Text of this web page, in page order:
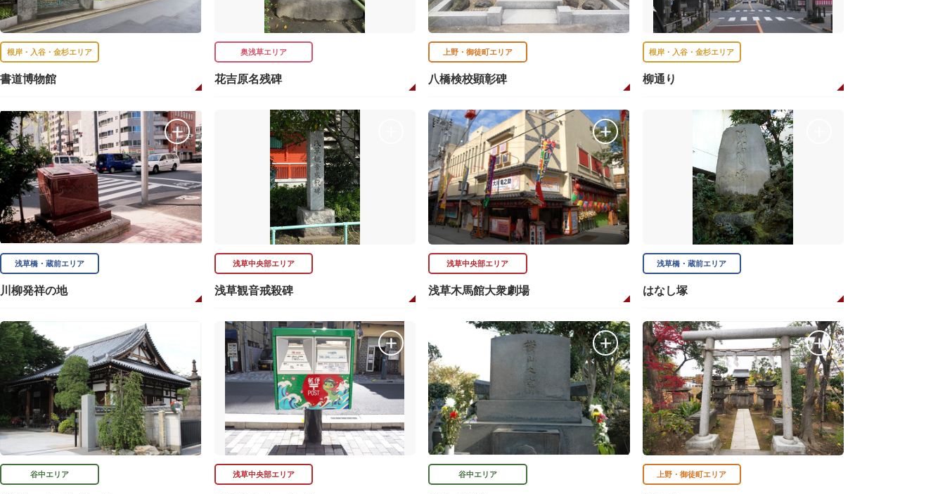
根岸・入谷・金杉エリア
書道博物館
奥浅草エリア
花吉原名残碑
上野・御徒町エリア
八橋検校顕彰碑
根岸・入谷・金杉エリア
柳通り
浅草橋・蔵前エリア
川柳発祥の地
浅草中央部エリア
浅草観音戒殺碑
浅草中央部エリア
浅草木馬館大衆劇場
浅草橋・蔵前エリア
はなし塚
谷中エリア 浅草中央部エリア 谷中エリア 上野・御徒町エリア